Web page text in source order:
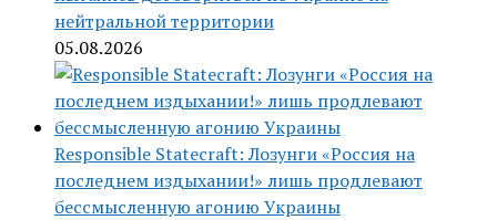
нейтральной территории
05.08.2026
Responsible Statecraft: Лозунги «Россия на
последнем издыхании!» лишь продлевают
бессмысленную агонию Украины